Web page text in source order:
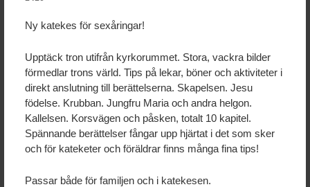
Ny katekes för sexåringar!
Upptäck tron utifrån kyrkorummet. Stora, vackra bilder
förmedlar trons värld. Tips på lekar, böner och aktiviteter i
direkt anslutning till berättelserna. Skapelsen. Jesu
födelse. Krubban. Jungfru Maria och andra helgon.
Kallelsen. Korsvägen och påsken, totalt 10 kapitel.
Spännande berättelser fångar upp hjärtat i det som sker
och för kateketer och föräldrar finns många fina tips!
Passar både för familjen och i katekesen.
KPN:s swishnummer: